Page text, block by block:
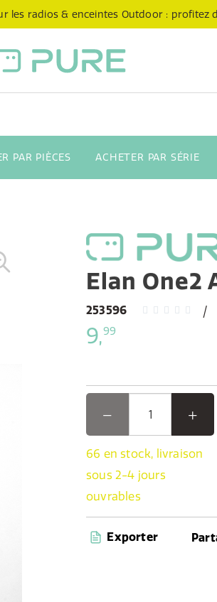
les radios & enceintes Outdoor : profitez
PAR PIÈCES ACHETER PAR SÉRIE
Elan One2
253596
9,99
66 en stock, livraison
sous 2-4 jours
ouvrables
Exporter